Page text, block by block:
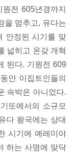
전 605년경까지
을 멈추고, 유다는
안정된 시기를 맞
넓히고 온갖 개혁
된다. 기원전 609
안 이집트인들의
속박은 아니었다.
또에서의 소규모
다 왕국에는 상대
시기에 예레미야
하는 사명에 맞닥